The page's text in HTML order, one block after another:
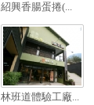
紹興香腸蛋捲(...
林班道體驗工廠...